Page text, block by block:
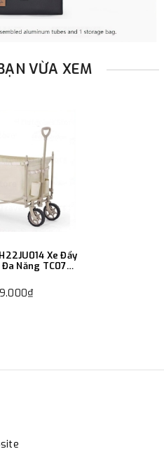
VỪA XEM
Xe Đẩy
Năng TC07